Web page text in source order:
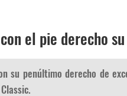
el pie derecho
su penúltimo derecho de